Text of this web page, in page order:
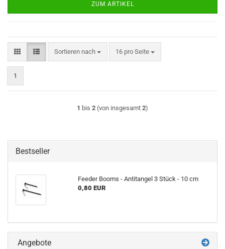
ZUM ARTIKEL
Sortieren nach
Sortieren nach 16 pro Seite
pro Seite
1
1 bis 2 (von insgesamt 2)
Bestseller
Feeder Booms - Antitangel 3 Stück - 10 cm
0,80 EUR
Angebote